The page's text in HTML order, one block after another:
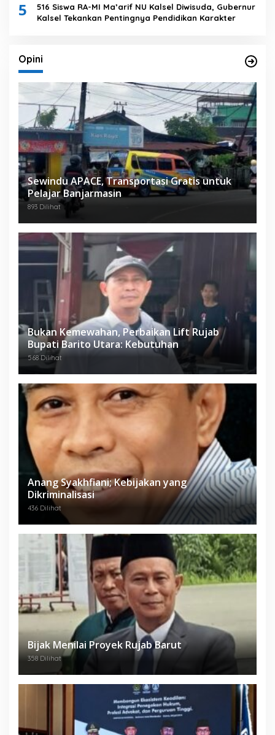
5
516 Siswa RA-MI Ma’arif NU Kalsel Diwisuda, Gubernur
Kalsel Tekankan Pentingnya Pendidikan Karakter
Opini
Sewindu APACE, Transportasi Gratis untuk
Pelajar Banjarmasin
893 Dilihat
Bukan Kemewahan, Perbaikan Lift Rujab
Bupati Barito Utara: Kebutuhan
568 Dilihat
Anang Syakhfiani; Kebijakan yang
Dikriminalisasi
436 Dilihat
Bijak Menilai Proyek Rujab Barut
358 Dilihat